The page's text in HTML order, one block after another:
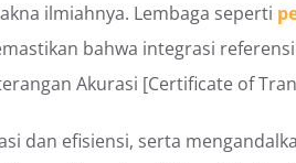
ilmiahnya. Lembaga seperti
bahwa integrasi
Akurasi [Certificate of
dan efisiensi, serta